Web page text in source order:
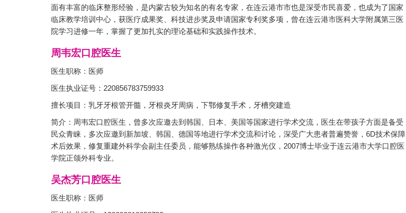
面有丰富的临床整形经验，是内蒙古较为知名的有名专家，在连云港市市也是深受市民喜爱，也成为了国家
临床教学培训中心，获医疗成果奖、科技进步奖及申请国家专利奖多项，曾在连云港市医科大学附属第三医
院学习进修一年，掌握了更加扎实的理论基础和实践操作技术。
周韦宏口腔医生
医生职称：医师
医生执业证号：220856783759933
擅长项目：乳牙牙根管开髓，牙根炎牙周病，下鄂修复手术，牙槽突建造
简介：周韦宏口腔医生，曾多次应邀去到韩国、日本、美国等国家进行学术交流，医生在带孩子方面是备受
民众青睐，多次应邀到新加坡、韩国、德国等地进行学术交流和讨论，深受广大患者普遍赞誉，6D技术保障
术后效果，修复重建外科学会副主任委员，能够熟练操作各种激光仪，2007博士毕业于连云港市大学口腔医
学院正颌外科专业。
吴杰芳口腔医生
医生职称：医师